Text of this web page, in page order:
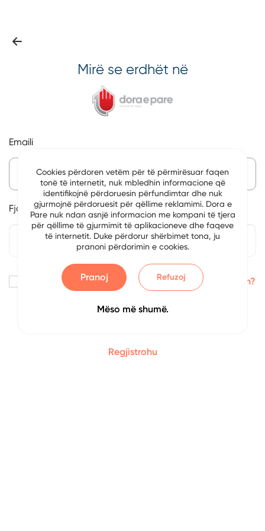
Mirë se erdhët në
Emaili
Fjalëkalim
Me kujto Keni harruar fjalëkalimin?
Regjistrohu
Cookies përdoren vetëm për të përmirësuar faqen
tonë të internetit, nuk mbledhin informacione që
identifikojnë përdoruesin përfundimtar dhe nuk
gjurmojnë përdoruesit për qëllime reklamimi. Dora e
Pare nuk ndan asnjë informacion me kompani të tjera
për qëllime të gjurmimit të aplikacioneve dhe faqeve
të internetit. Duke përdorur shërbimet tona, ju
pranoni përdorimin e cookies.
Pranoj Refuzoj
Mëso më shumë.